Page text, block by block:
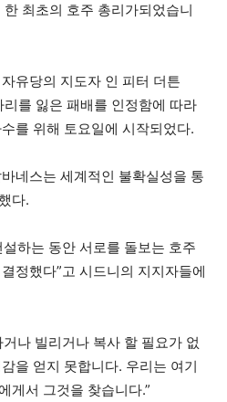
최초의 호주 총리가되었습니
유당의 지도자 인 피터 더튼
를 잃은 패배를 인정함에 따라
를 위해 토요일에 시작되었다.
네스는 세계적인 불확실성을 통
다.
하는 동안 서로를 돌보는 호주
정했다”고 시드니의 지지자들에
나 빌리거나 복사 할 필요가 없
을 얻지 못합니다. 우리는 여기
게서 그것을 찾습니다.”